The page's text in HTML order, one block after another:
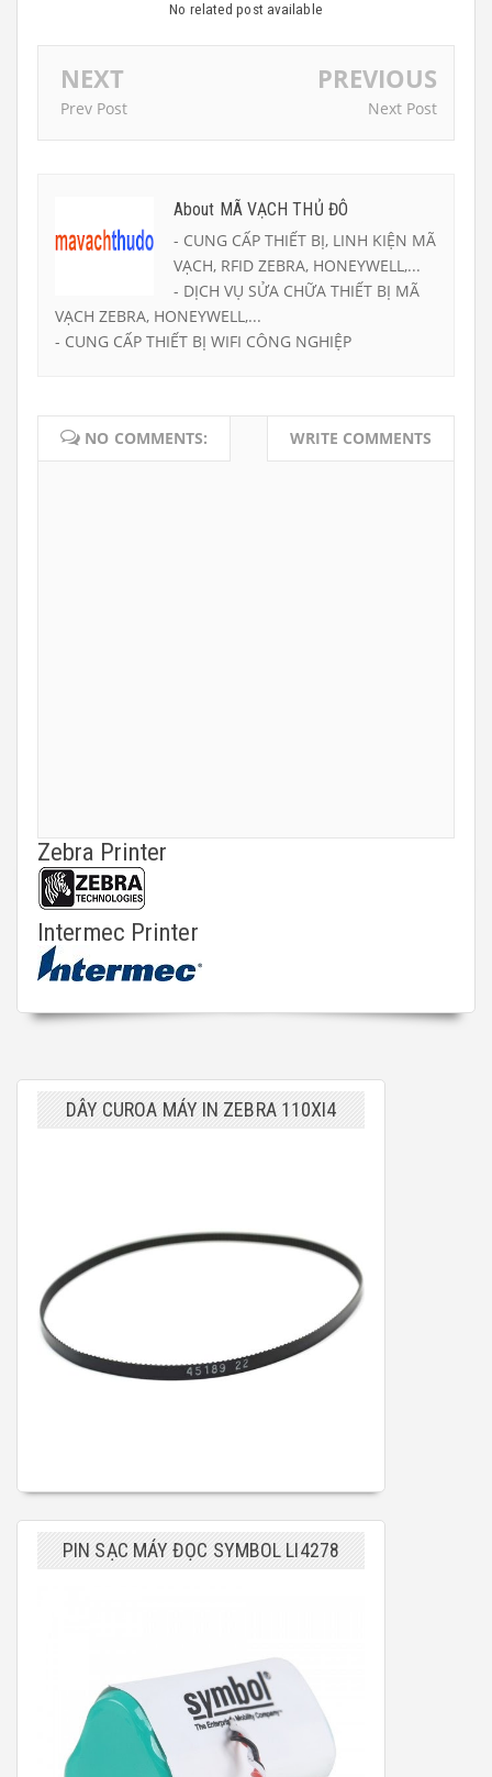
No related post available
NEXT
Prev Post
PREVIOUS
Next Post
About MÃ VẠCH THỦ ĐÔ
- CUNG CẤP THIẾT BỊ, LINH KIỆN MÃ
VẠCH, RFID ZEBRA, HONEYWELL,...
- DỊCH VỤ SỬA CHỮA THIẾT BỊ MÃ
VẠCH ZEBRA, HONEYWELL,...
- CUNG CẤP THIẾT BỊ WIFI CÔNG NGHIỆP
NO COMMENTS: WRITE COMMENTS
Zebra Printer
Intermec Printer
DÂY CUROA MÁY IN ZEBRA 110XI4
PIN SẠC MÁY ĐỌC SYMBOL LI4278